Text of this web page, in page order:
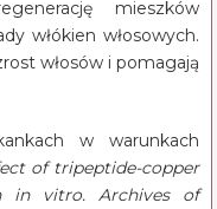
mieszków
włókien włosowych.
włosów i pomagają
w warunkach
of tripeptide-copper
in vitro. Archives of